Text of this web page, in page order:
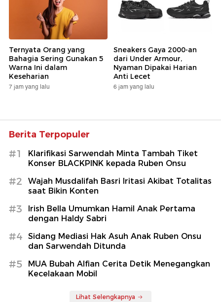
Ternyata Orang yang
Bahagia Sering Gunakan 5
Warna Ini dalam
Keseharian
7 jam yang lalu
Sneakers Gaya 2000-an
dari Under Armour,
Nyaman Dipakai Harian
Anti Lecet
6 jam yang lalu
Berita Terpopuler
#1
Klarifikasi Sarwendah Minta Tambah Tiket
Konser BLACKPINK kepada Ruben Onsu
#2
Wajah Musdalifah Basri Iritasi Akibat Totalitas
saat Bikin Konten
#3
Irish Bella Umumkan Hamil Anak Pertama
dengan Haldy Sabri
#4
Sidang Mediasi Hak Asuh Anak Ruben Onsu
dan Sarwendah Ditunda
#5
MUA Bubah Alfian Cerita Detik Menegangkan
Kecelakaan Mobil
Lihat Selengkapnya